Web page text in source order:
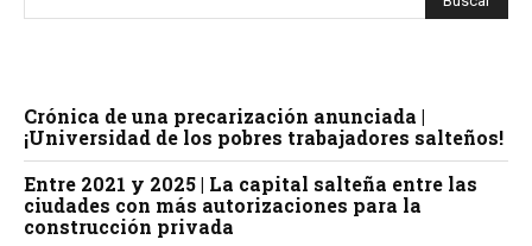
Crónica de una precarización anunciada |
¡Universidad de los pobres trabajadores salteños!
Entre 2021 y 2025 | La capital salteña entre las
ciudades con más autorizaciones para la
construcción privada